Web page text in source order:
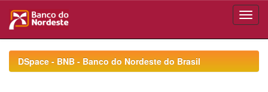
navigationDSpace - BNB - Banco do Nordeste do Brasil